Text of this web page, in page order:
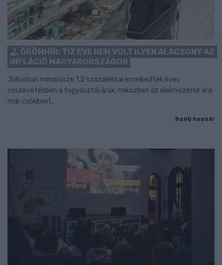
ÖRÖMHÍR: TÍZ ÉVE NEM VOLT ILYEN ALACSONY AZ
INFLÁCIÓ MAGYARORSZÁGON
Júliusban mindössze 1,2 százalékkal emelkedtek éves
összevetésben a fogyasztói árak, miközben az élelmiszerek ára
már csökkent.
Szólj hozzá!